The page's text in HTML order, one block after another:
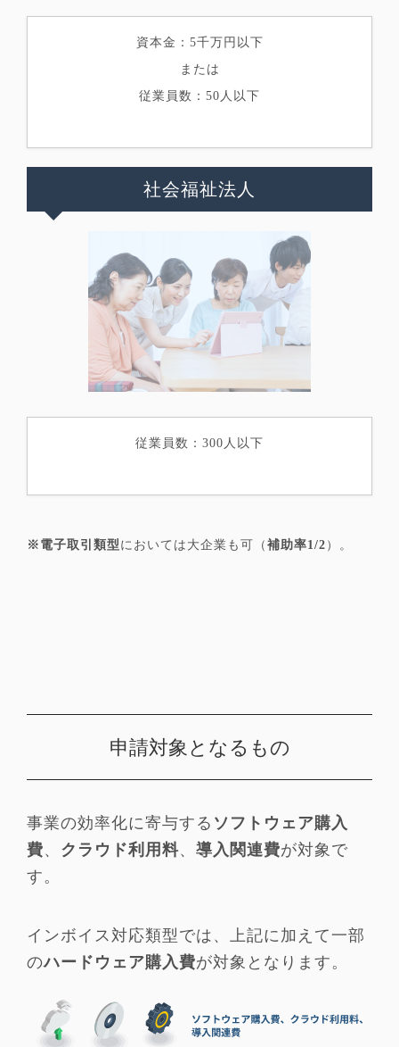
資本金：5千万円以下
または
従業員数：50人以下
社会福祉法人
従業員数：300人以下
※電子取引類型 においては大企業も可（ 補助率1/2 ）。
申請対象となるもの
事業の効率化に寄与する ソフトウェア購入
費、 クラウド利用料、 導入関連費が対象で
す。
インボイス対応類型では、上記に加えて一部
のハードウェア購入費が対象となります。